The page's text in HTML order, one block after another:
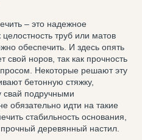
– это надежное
труб или матов
обеспечить. И здесь опять
норов, так как прочность
Некоторые решают эту
бетонную стяжку,
свай подручными
обязательно идти на такие
стабильность основания,
деревянный настил.